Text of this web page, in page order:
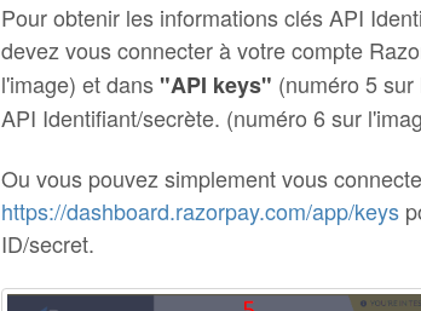
Pour obtenir les informations clés API
devez vous connecter à votre compte
l'image) et dans "API keys" (numéro 5
API Identifiant/secrète. (numéro 6 sur
Ou vous pouvez simplement vous
https://dashboard.razorpay.com/app/keys
ID/secret.